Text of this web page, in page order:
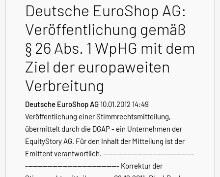
Deutsche EuroShop AG:
Veröffentlichung gemäß
§ 26 Abs. 1 WpHG mit dem
Ziel der europaweiten
Verbreitung
Deutsche EuroShop AG 10.01.2012 14:49
Veröffentlichung einer Stimmrechtsmitteilung,
übermittelt durch die DGAP - ein Unternehmen der
EquityStory AG. Für den Inhalt der Mitteilung ist der
Emittent verantwortlich. -------------------------------------
-------------------------------------- Korrektur der